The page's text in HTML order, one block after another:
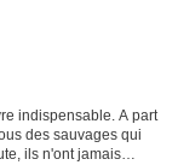
indispensable. A part
des sauvages qui
ils n'ont jamais